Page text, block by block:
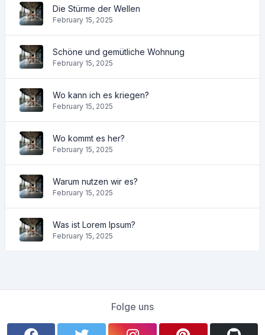
Die Stürme der Wellen
February 15, 2025
Schöne und gemütliche Wohnung
February 15, 2025
Wo kann ich es kriegen?
February 15, 2025
Wo kommt es her?
February 15, 2025
Warum nutzen wir es?
February 15, 2025
Was ist Lorem Ipsum?
February 15, 2025
Folge uns